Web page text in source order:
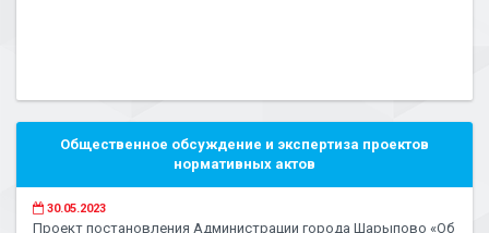
Общественное обсуждение и экспертиза проектов
нормативных актов
30.05.2023
Проект постановления Администрации города Шарыпово «Об